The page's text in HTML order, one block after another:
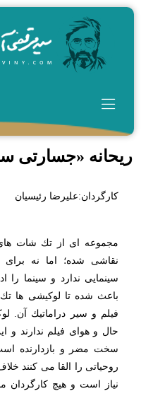
ریحانه «جسارتی
کارگردان:عليرضا رئيسيان
مجموعه ای از تك شات
نقاشی شده؛ اما نه
سینمایی ندارد و سینما
باعث شده تا لوكیشی ها تك
فیلم و سیر دراماتیك آن.
حال و هوای فیلم ندارند و
سخت مضر و بازدارنده
روحیاتی را القا می كنند
نیاز است و هیچ كارگردان